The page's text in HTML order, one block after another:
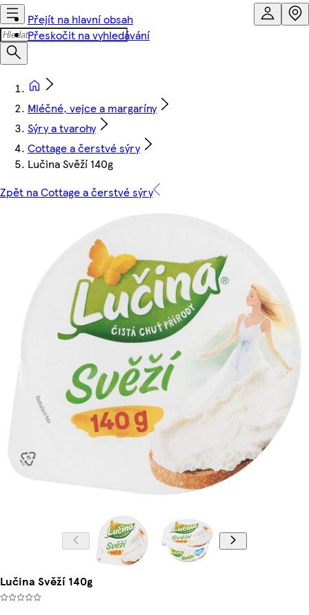
Přejít na hlavní obsah
Přeskočit na vyhledávání
Mléčné, vejce a margaríny
Sýry a tvarohy
Cottage a čerstvé sýry
Lučina Svěží 140g
Zpět na Cottage a čerstvé sýry
Lučina Svěží 140g